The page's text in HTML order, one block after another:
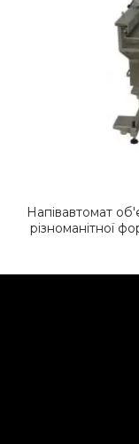
Напівавтомат
різноманітної